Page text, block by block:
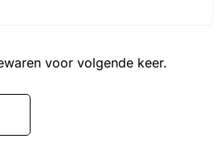
voor volgende keer.